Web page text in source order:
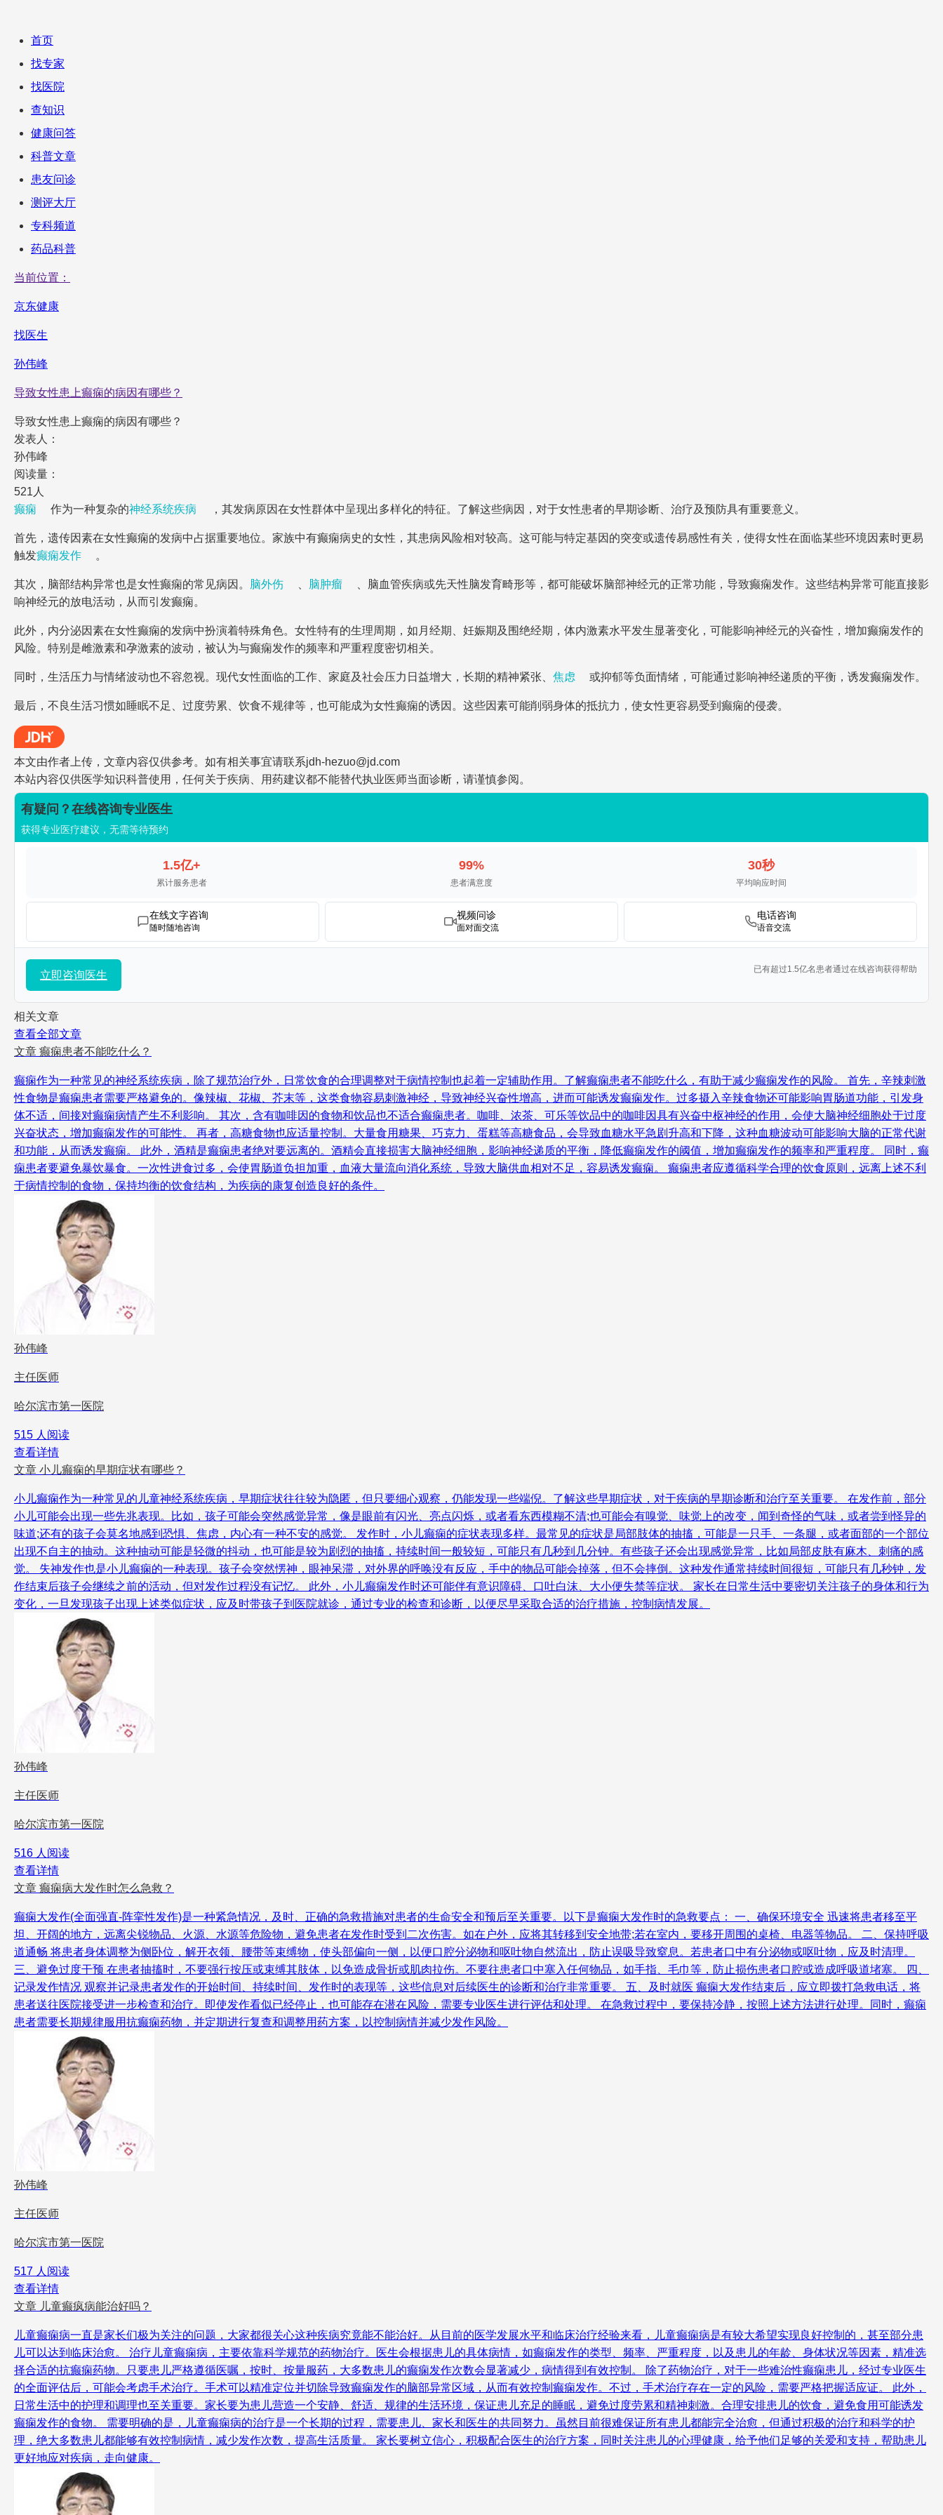
首页
找专家
找医院
查知识
健康问答
科普文章
患友问诊
测评大厅
专科频道
药品科普
当前位置：
京东健康
找医生
孙伟峰
导致女性患上癫痫的病因有哪些？
导致女性患上癫痫的病因有哪些？
发表人：
孙伟峰
阅读量：
521人
癫痫
作为一种复杂的神经系统疾病 ，其发病原因在女性群体中呈现出多样化的特征。了解这些病因，对于女性患者的早期诊断、治疗及预防具有重要意义。
首先，遗传因素在女性癫痫的发病中占据重要地位。家族中有癫痫病史的女性，其患病风险相对较高。这可能与特定基因的突变或遗传易感性有关，使得女性在面临某些环境因素时更易
触发癫痫发作 。
其次，脑部结构异常也是女性癫痫的常见病因。 脑外伤 脑肿瘤
、脑血管疾病或先天性脑发育畸形等，都可能破坏脑部神经元的正常功能，导致癫痫发作。这些结构异常可能直接影
响神经元的放电活动，从而引发癫痫。
此外，内分泌因素在女性癫痫的发病中扮演着特殊角色。女性特有的生理周期，如月经期、妊娠期及围绝经期，体内激素水平发生显著变化，可能影响神经元的兴奋性，增加癫痫发作的
风险。特别是雌激素和孕激素的波动，被认为与癫痫发作的频率和严重程度密切相关。
同时，生活压力与情绪波动也不容忽视。现代女性面临的工作、家庭及社会压力日益增大，长期的精神紧张、 焦虑 或抑郁等负面情绪，可能通过影响神经递质的平衡，诱发癫痫发作。
最后，不良生活习惯如睡眠不足、过度劳累、饮食不规律等，也可能成为女性癫痫的诱因。这些因素可能削弱身体的抵抗力，使女性更容易受到癫痫的侵袭。
本文由作者上传，文章内容仅供参考。如有相关事宜请联系jdh-hezuo@jd.com
本站内容仅供医学知识科普使用，任何关于疾病、用药建议都不能替代执业医师当面诊断，请谨慎参阅。
有疑问？在线咨询专业医生
获得专业医疗建议，无需等待预约
1.5亿+
累计服务患者
99%
患者满意度
30秒
平均响应时间
在线文字咨询
随时随地咨询
视频问诊
面对面交流
电话咨询
语音交流
立即咨询医生 已有超过1.5亿名患者通过在线咨询获得帮助
相关文章
查看全部文章
文章 癫痫患者不能吃什么？
癫痫作为一种常见的神经系统疾病，除了规范治疗外，日常饮食的合理调整对于病情控制也起着一定辅助作用。了解癫痫患者不能吃什么，有助于减少癫痫发作的风险。 首先，辛辣刺激
性食物是癫痫患者需要严格避免的。像辣椒、花椒、芥末等，这类食物容易刺激神经，导致神经兴奋性增高，进而可能诱发癫痫发作。过多摄入辛辣食物还可能影响胃肠道功能，引发身
体不适，间接对癫痫病情产生不利影响。 其次，含有咖啡因的食物和饮品也不适合癫痫患者。咖啡、浓茶、可乐等饮品中的咖啡因具有兴奋中枢神经的作用，会使大脑神经细胞处于过度
兴奋状态，增加癫痫发作的可能性。 再者，高糖食物也应适量控制。大量食用糖果、巧克力、蛋糕等高糖食品，会导致血糖水平急剧升高和下降，这种血糖波动可能影响大脑的正常代谢
和功能，从而诱发癫痫。 此外，酒精是癫痫患者绝对要远离的。酒精会直接损害大脑神经细胞，影响神经递质的平衡，降低癫痫发作的阈值，增加癫痫发作的频率和严重程度。 同时，癫
痫患者要避免暴饮暴食。一次性进食过多，会使胃肠道负担加重，血液大量流向消化系统，导致大脑供血相对不足，容易诱发癫痫。 癫痫患者应遵循科学合理的饮食原则，远离上述不利
于病情控制的食物，保持均衡的饮食结构，为疾病的康复创造良好的条件。
孙伟峰
主任医师
哈尔滨市第一医院
515 人阅读
查看详情
文章 小儿癫痫的早期症状有哪些？
小儿癫痫作为一种常见的儿童神经系统疾病，早期症状往往较为隐匿，但只要细心观察，仍能发现一些端倪。了解这些早期症状，对于疾病的早期诊断和治疗至关重要。 在发作前，部分
小儿可能会出现一些先兆表现。比如，孩子可能会突然感觉异常，像是眼前有闪光、亮点闪烁，或者看东西模糊不清;也可能会有嗅觉、味觉上的改变，闻到奇怪的气味，或者尝到怪异的
味道;还有的孩子会莫名地感到恐惧、焦虑，内心有一种不安的感觉。 发作时，小儿癫痫的症状表现多样。最常见的症状是局部肢体的抽搐，可能是一只手、一条腿，或者面部的一个部位
出现不自主的抽动。这种抽动可能是轻微的抖动，也可能是较为剧烈的抽搐，持续时间一般较短，可能只有几秒到几分钟。有些孩子还会出现感觉异常，比如局部皮肤有麻木、刺痛的感
觉。 失神发作也是小儿癫痫的一种表现。孩子会突然愣神，眼神呆滞，对外界的呼唤没有反应，手中的物品可能会掉落，但不会摔倒。这种发作通常持续时间很短，可能只有几秒钟，发
作结束后孩子会继续之前的活动，但对发作过程没有记忆。 此外，小儿癫痫发作时还可能伴有意识障碍、口吐白沫、大小便失禁等症状。 家长在日常生活中要密切关注孩子的身体和行为
变化，一旦发现孩子出现上述类似症状，应及时带孩子到医院就诊，通过专业的检查和诊断，以便尽早采取合适的治疗措施，控制病情发展。
孙伟峰
主任医师
哈尔滨市第一医院
516 人阅读
查看详情
文章 癫痫病大发作时怎么急救？
癫痫大发作(全面强直-阵挛性发作)是一种紧急情况，及时、正确的急救措施对患者的生命安全和预后至关重要。以下是癫痫大发作时的急救要点： 一、确保环境安全 迅速将患者移至平
坦、开阔的地方，远离尖锐物品、火源、水源等危险物，避免患者在发作时受到二次伤害。如在户外，应将其转移到安全地带;若在室内，要移开周围的桌椅、电器等物品。 二、保持呼吸
道通畅 将患者身体调整为侧卧位，解开衣领、腰带等束缚物，使头部偏向一侧，以便口腔分泌物和呕吐物自然流出，防止误吸导致窒息。若患者口中有分泌物或呕吐物，应及时清理。
三、避免过度干预 在患者抽搐时，不要强行按压或束缚其肢体，以免造成骨折或肌肉拉伤。不要往患者口中塞入任何物品，如手指、毛巾等，防止损伤患者口腔或造成呼吸道堵塞。 四、
记录发作情况 观察并记录患者发作的开始时间、持续时间、发作时的表现等，这些信息对后续医生的诊断和治疗非常重要。 五、及时就医 癫痫大发作结束后，应立即拨打急救电话，将
患者送往医院接受进一步检查和治疗。即使发作看似已经停止，也可能存在潜在风险，需要专业医生进行评估和处理。 在急救过程中，要保持冷静，按照上述方法进行处理。同时，癫痫
患者需要长期规律服用抗癫痫药物，并定期进行复查和调整用药方案，以控制病情并减少发作风险。
孙伟峰
主任医师
哈尔滨市第一医院
517 人阅读
查看详情
文章 儿童癫疯病能治好吗？
儿童癫痫病一直是家长们极为关注的问题，大家都很关心这种疾病究竟能不能治好。从目前的医学发展水平和临床治疗经验来看，儿童癫痫病是有较大希望实现良好控制的，甚至部分患
儿可以达到临床治愈。 治疗儿童癫痫病，主要依靠科学规范的药物治疗。医生会根据患儿的具体病情，如癫痫发作的类型、频率、严重程度，以及患儿的年龄、身体状况等因素，精准选
择合适的抗癫痫药物。只要患儿严格遵循医嘱，按时、按量服药，大多数患儿的癫痫发作次数会显著减少，病情得到有效控制。 除了药物治疗，对于一些难治性癫痫患儿，经过专业医生
的全面评估后，可能会考虑手术治疗。手术可以精准定位并切除导致癫痫发作的脑部异常区域，从而有效控制癫痫发作。不过，手术治疗存在一定的风险，需要严格把握适应证。 此外，
日常生活中的护理和调理也至关重要。家长要为患儿营造一个安静、舒适、规律的生活环境，保证患儿充足的睡眠，避免过度劳累和精神刺激。合理安排患儿的饮食，避免食用可能诱发
癫痫发作的食物。 需要明确的是，儿童癫痫病的治疗是一个长期的过程，需要患儿、家长和医生的共同努力。虽然目前很难保证所有患儿都能完全治愈，但通过积极的治疗和科学的护
理，绝大多数患儿都能够有效控制病情，减少发作次数，提高生活质量。 家长要树立信心，积极配合医生的治疗方案，同时关注患儿的心理健康，给予他们足够的关爱和支持，帮助患儿
更好地应对疾病，走向健康。